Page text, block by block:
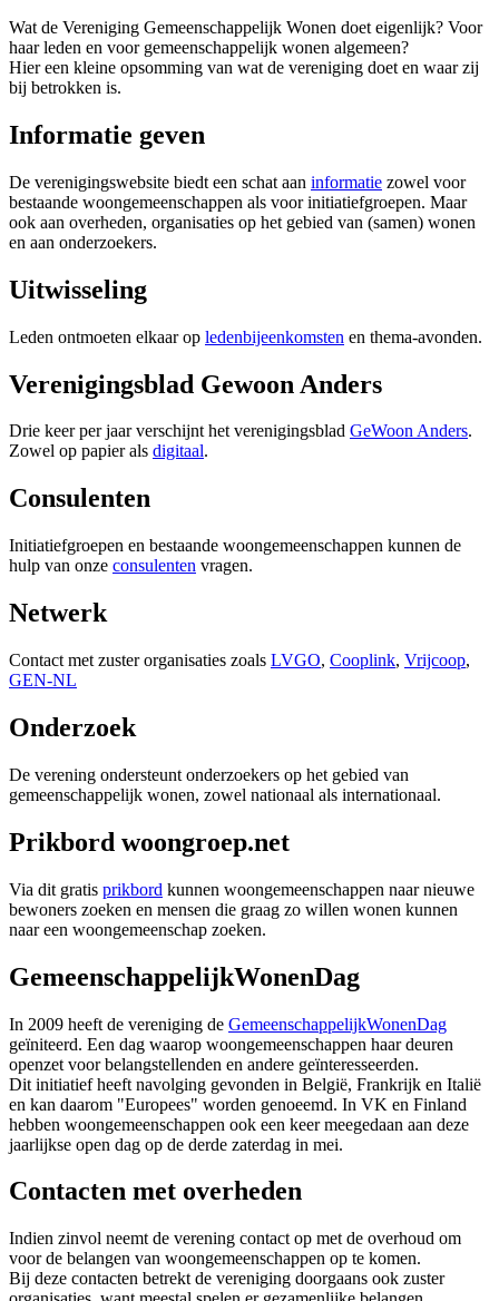
Wat de Vereniging Gemeenschappelijk Wonen doet eigenlijk? Voor
haar leden en voor gemeenschappelijk wonen algemeen?
Hier een kleine opsomming van wat de vereniging doet en waar zij
bij betrokken is.
Informatie geven
De verenigingswebsite biedt een schat aan informatie zowel voor
bestaande woongemeenschappen als voor initiatiefgroepen. Maar
ook aan overheden, organisaties op het gebied van (samen) wonen
en aan onderzoekers.
Uitwisseling
Leden ontmoeten elkaar op ledenbijeenkomsten en thema-avonden.
Verenigingsblad Gewoon Anders
Drie keer per jaar verschijnt het verenigingsblad GeWoon Anders.
Zowel op papier als digitaal.
Consulenten
Initiatiefgroepen en bestaande woongemeenschappen kunnen de
hulp van onze consulenten vragen.
Netwerk
Contact met zuster organisaties zoals LVGO, Cooplink, Vrijcoop,
GEN-NL
Onderzoek
De verening ondersteunt onderzoekers op het gebied van
gemeenschappelijk wonen, zowel nationaal als internationaal.
Prikbord woongroep.net
Via dit gratis prikbord kunnen woongemeenschappen naar nieuwe
bewoners zoeken en mensen die graag zo willen wonen kunnen
naar een woongemeenschap zoeken.
GemeenschappelijkWonenDag
In 2009 heeft de vereniging de GemeenschappelijkWonenDag
geïniteerd. Een dag waarop woongemeenschappen haar deuren
openzet voor belangstellenden en andere geïnteresseerden.
Dit initiatief heeft navolging gevonden in België, Frankrijk en Italië
en kan daarom "Europees" worden genoeemd. In VK en Finland
hebben woongemeenschappen ook een keer meegedaan aan deze
jaarlijkse open dag op de derde zaterdag in mei.
Contacten met overheden
Indien zinvol neemt de verening contact op met de overhoud om
voor de belangen van woongemeenschappen op te komen.
Bij deze contacten betrekt de vereniging doorgaans ook zuster